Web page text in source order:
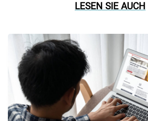
LESEN SIE AUCH